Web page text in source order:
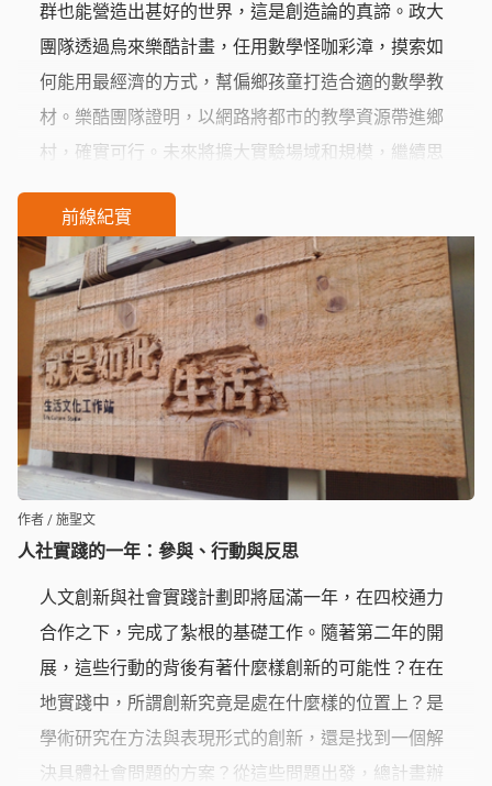
群也能營造出甚好的世界，這是創造論的真諦。政大
團隊透過烏來樂酷計畫，任用數學怪咖彩漳，摸索如
何能用最經濟的方式，幫偏鄉孩童打造合適的數學教
材。樂酷團隊證明，以網路將都市的教學資源帶進鄉
村，確實可行。未來將擴大實驗場域和規模，繼續思
考如何提供適切的制度，讓遠距教學的師資得以在偏
鄉永續。
前線紀實
人社實踐的一年：參與、行動與反思
作者 / 施聖文
人文創新與社會實踐計劃即將屆滿一年，在四校通力
合作之下，完成了紮根的基礎工作。隨著第二年的開
展，這些行動的背後有著什麼樣創新的可能性？在在
地實踐中，所謂創新究竟是處在什麼樣的位置上？是
學術研究在方法與表現形式的創新，還是找到一個解
決具體社會問題的方案？從這些問題出發，總計畫辦